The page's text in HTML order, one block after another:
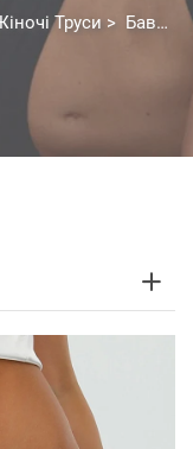
Труси > Бавовняна білизна